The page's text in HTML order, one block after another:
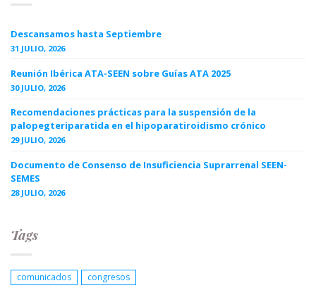
Descansamos hasta Septiembre
31 JULIO, 2026
Reunión Ibérica ATA-SEEN sobre Guías ATA 2025
30 JULIO, 2026
Recomendaciones prácticas para la suspensión de la
palopegteriparatida en el hipoparatiroidismo crónico
29 JULIO, 2026
Documento de Consenso de Insuficiencia Suprarrenal SEEN-
SEMES
28 JULIO, 2026
Tags
comunicados congresos